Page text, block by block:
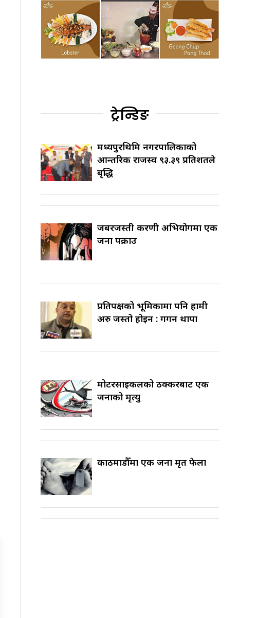
ट्रेन्डिङ
मध्यपुरथिमि नगरपालिकाको
आन्तरिक राजस्व ९३.३९ प्रतिशतले
बृद्धि
जबरजस्ती करणी अभियोगमा एक
जना पक्राउ
प्रतिपक्षको भूमिकामा पनि हामी
अरु जस्तो होइन : गगन थापा
मोटरसाइकलको ठक्करबाट एक
जनाको मृत्यु
काठमाडौँमा एक जना मृत फेला